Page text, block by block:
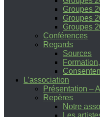
Groupes
Groupes
Groupes
Conférences
Regards
Sources
L’association
Présentation –
Repères
Notre
Les